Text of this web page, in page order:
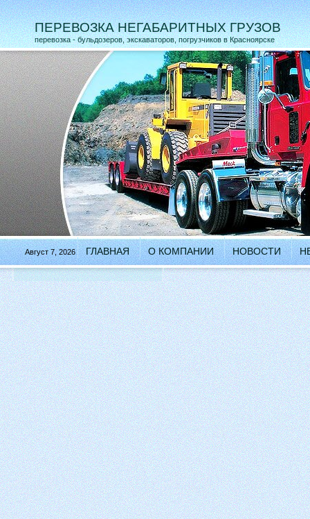
ПЕРЕВОЗКА НЕГАБАРИТНЫХ ГРУЗОВ
перевозка - бульдозеров, экскаваторов, погрузчиков в Красноярске
Август 7, 2026 ГЛАВНАЯ О КОМПАНИИ НОВОСТИ